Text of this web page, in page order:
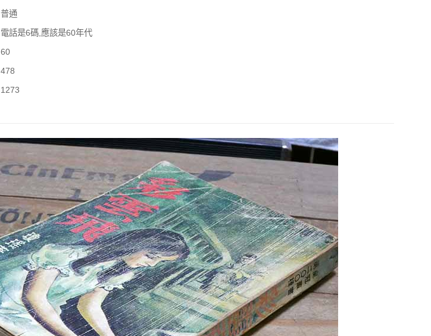
普通
電話是6碼,應該是60年代
60
478
1273